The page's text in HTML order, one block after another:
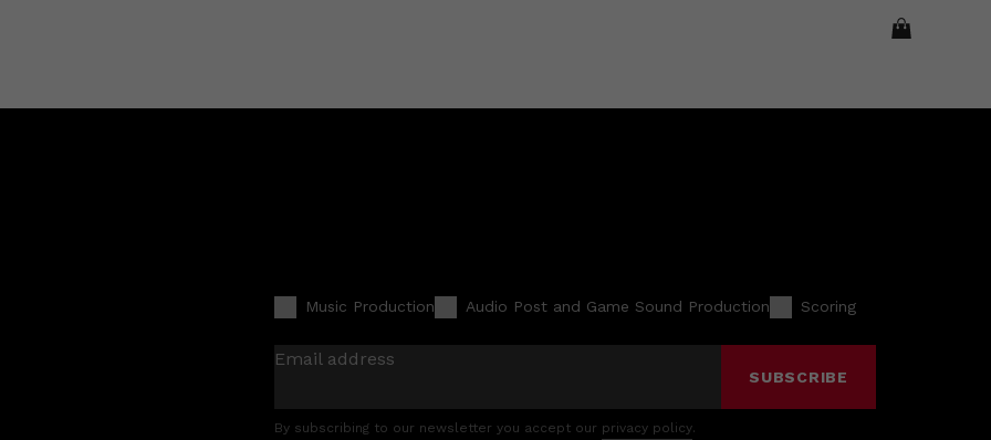
Music Production Audio Post and Game Sound Production Scoring
Email address
SUBSCRIBE
By subscribing to our newsletter you accept our privacy policy.